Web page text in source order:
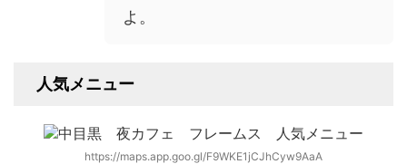
よ。
人気メニュー
https://maps.app.goo.gl/F9WKE1jCJhCyw9AaA